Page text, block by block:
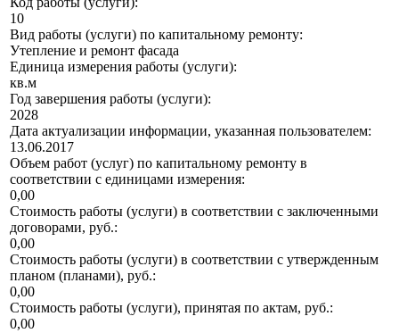
10
Вид работы (услуги) по капитальному ремонту:
Утепление и ремонт фасада
Единица измерения работы (услуги):
кв.м
Год завершения работы (услуги):
2028
Дата актуализации информации, указанная пользователем:
13.06.2017
Объем работ (услуг) по капитальному ремонту в
соответствии с единицами измерения:
0,00
Стоимость работы (услуги) в соответствии с заключенными
договорами, руб.:
0,00
Стоимость работы (услуги) в соответствии с утвержденным
планом (планами), руб.:
0,00
Стоимость работы (услуги), принятая по актам, руб.:
0,00